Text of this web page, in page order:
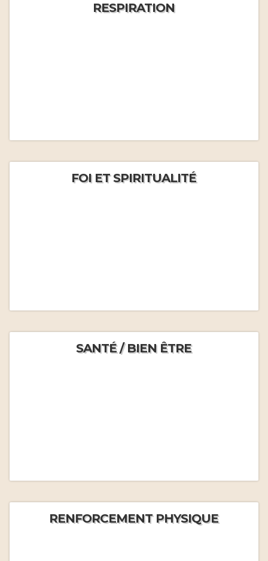
RESPIRATION
FOI ET SPIRITUALITÉ
SANTÉ / BIEN ÊTRE
RENFORCEMENT PHYSIQUE